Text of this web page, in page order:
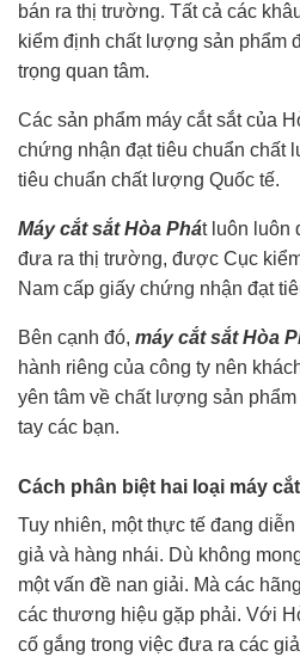
bán ra thị trường. Tất cả các
kiểm định chất lượng sản phẩm
trọng quan tâm.
Các sản phẩm máy cắt sắt của
chứng nhận đạt tiêu chuẩn chất
tiêu chuẩn chất lượng Quốc tế.
Máy cắt sắt Hòa Phát luôn luôn
đưa ra thị trường, được Cục
Nam cấp giấy chứng nhận đạt
Bên cạnh đó, máy cắt sắt Hòa
hành riêng của công ty nên
yên tâm về chất lượng sản
tay các bạn.
Cách phân biệt hai loại máy
Tuy nhiên, một thực tế đang
giả và hàng nhái. Dù không
một vấn đề nan giải. Mà các
các thương hiệu gặp phải. Với
cố gắng trong việc đưa ra các